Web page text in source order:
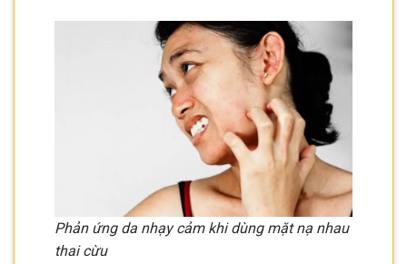
Phản ứng da nhạy cảm khi dùng mặt nạ nhau
thai cừu